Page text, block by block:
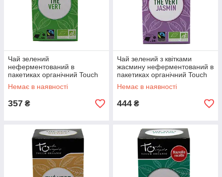
Чай зелений
неферментований в
пакетиках органічний Touch
Organic,48г (24*2г)
Немає в наявності
357 ₴
Чай зелений з квітками
жасмину неферментований в
пакетиках органічний Touch
Organic,48г (24*2г)
Немає в наявності
444 ₴